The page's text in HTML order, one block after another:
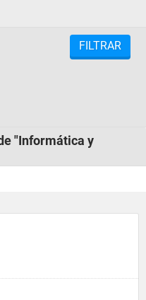
FILTRAR
"Informática y